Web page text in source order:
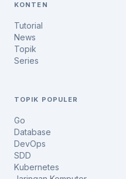
KONTEN
Tutorial
News
Topik
Series
TOPIK POPULER
Go
Database
DevOps
SDD
Kubernetes